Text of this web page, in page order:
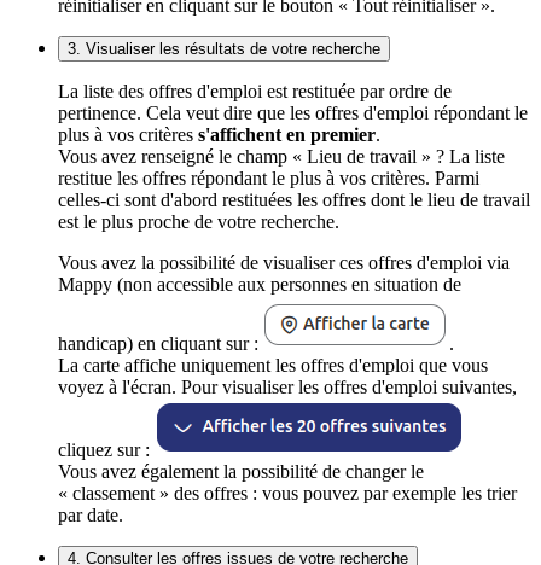
réinitialiser en cliquant sur le bouton « Tout réinitialiser ».
3. Visualiser les résultats de votre recherche
La liste des offres d'emploi est restituée par ordre de
pertinence. Cela veut dire que les offres d'emploi répondant le
plus à vos critères s'affichent en premier.
Vous avez renseigné le champ « Lieu de travail » ? La liste
restitue les offres répondant le plus à vos critères. Parmi
celles-ci sont d'abord restituées les offres dont le lieu de travail
est le plus proche de votre recherche.
Vous avez la possibilité de visualiser ces offres d'emploi via
Mappy (non accessible aux personnes en situation de
handicap) en cliquant sur :
.
La carte affiche uniquement les offres d'emploi que vous
voyez à l'écran. Pour visualiser les offres d'emploi suivantes,
cliquez sur :
Vous avez également la possibilité de changer le
« classement » des offres : vous pouvez par exemple les trier
par date.
4. Consulter les offres issues de votre recherche